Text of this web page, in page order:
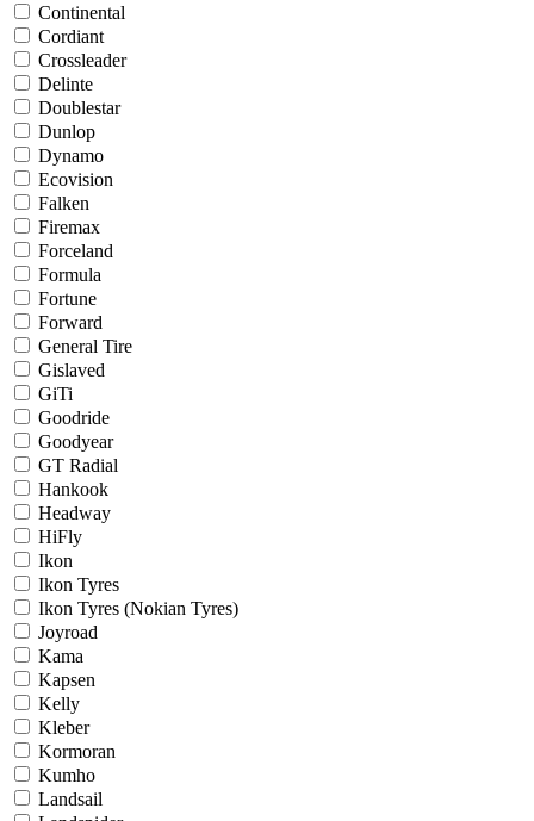
Continental
Cordiant
Crossleader
Delinte
Doublestar
Dunlop
Dynamo
Ecovision
Falken
Firemax
Forceland
Formula
Fortune
Forward
General Tire
Gislaved
GiTi
Goodride
Goodyear
GT Radial
Hankook
Headway
HiFly
Ikon
Ikon Tyres
Ikon Tyres (Nokian Tyres)
Joyroad
Kama
Kapsen
Kelly
Kleber
Kormoran
Kumho
Landsail